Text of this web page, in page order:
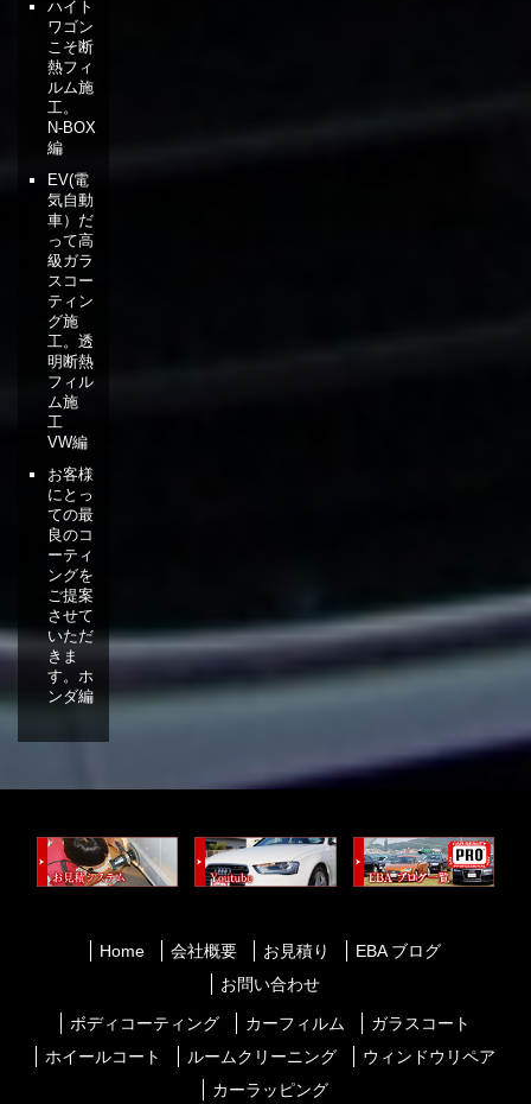
ハイト
ワゴン
こそ断
熱フィ
ルム施
工。
N-BOX
編
EV(電
気自動
車）だ
って高
級ガラ
スコー
ティン
グ施
工。透
明断熱
フィル
ム施
工
VW編
お客様
にとっ
ての最
良のコ
ーティ
ングを
ご提案
させて
いただ
きま
す。ホ
ンダ編
Home 会社概要 お見積り
EBA ブログ
お問い合わせ
ボディコーティング カーフィルム
ガラスコート
ホイールコート
ルームクリーニング
ウィンドウリペア
カーラッピング